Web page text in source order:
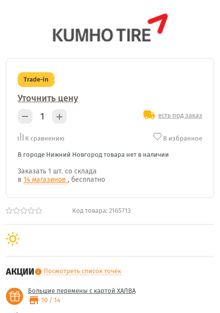
Код товара: 2165713
АКЦИИinfo Посмотреть список точек
Большие перемены с картой ХАЛВА
store 10 / 14
Trade-in
Уточнить цену
есть под заказ
К сравнению В избранное
В городе Нижний Новгород товара нет в наличии
Заказать 1 шт. со склада
в 14 магазинов , бесплатно